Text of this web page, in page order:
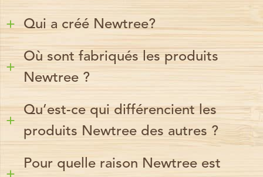
Qui a créé Newtree?
Où sont fabriqués les produits
Newtree ?
Qu’est-ce qui différencient les
produits Newtree des autres ?
Pour quelle raison Newtree est